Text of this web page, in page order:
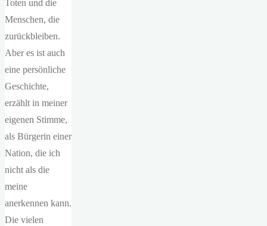
Toten und die
Menschen, die
zurückbleiben.
Aber es ist auch
eine persönliche
Geschichte,
erzählt in meiner
eigenen Stimme,
als Bürgerin einer
Nation, die ich
nicht als die
meine
anerkennen kann.
Die vielen